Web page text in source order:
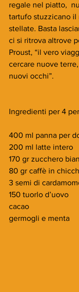
regale nel piatto,
tartufo stuzzicano il
stellate. Basta
ci si ritrova altrove
Proust, “il vero
cercare nuove
nuovi occhi”.
Ingredienti per 4
400 ml panna per
200 ml latte intero
170 gr zucchero
80 gr caffè in
3 semi di
150 tuorlo d’uovo
cacao
germogli e menta